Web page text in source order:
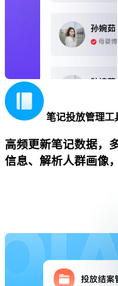
笔记投放管理工
高频更新笔记数据，
信息、解析人群画像